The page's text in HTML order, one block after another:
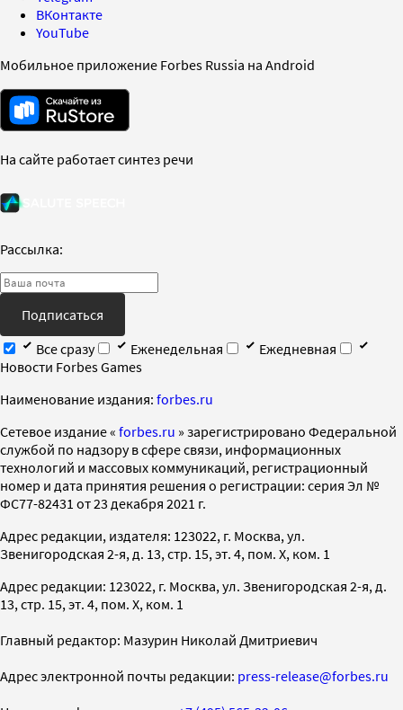
ВКонтакте
YouTube
Мобильное приложение Forbes Russia на Android
На сайте работает синтез речи
Рассылка:
Подписаться
Все сразу
Еженедельная
Ежедневная
Новости Forbes Games
Наименование издания: forbes.ru
Cетевое издание « forbes.ru » зарегистрировано Федеральной
службой по надзору в сфере связи, информационных
технологий и массовых коммуникаций, регистрационный
номер и дата принятия решения о регистрации: серия Эл №
ФС77-82431 от 23 декабря 2021 г.
Адрес редакции, издателя: 123022, г. Москва, ул.
Звенигородская 2-я, д. 13, стр. 15, эт. 4, пом. X, ком. 1
Адрес редакции: 123022, г. Москва, ул. Звенигородская 2-я, д.
13, стр. 15, эт. 4, пом. X, ком. 1
Главный редактор: Мазурин Николай Дмитриевич
Адрес электронной почты редакции: press-release@forbes.ru